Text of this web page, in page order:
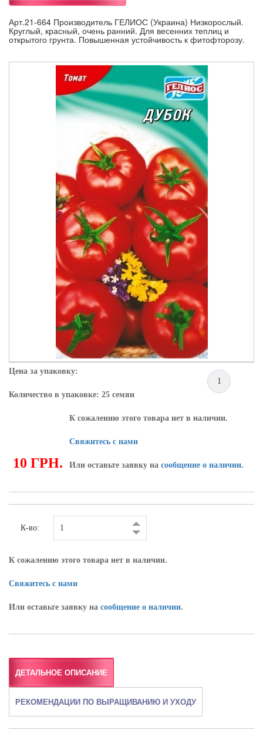
Арт.21-664 Производитель ГЕЛИОС (Украина) Низкорослый.
Круглый, красный, очень ранний. Для весенних теплиц и
открытого грунта. Повышенная устойчивость к фитофторозу.
Цена за упаковку:
Количество в упаковке: 25 семян
1
10 ГРН.
К сожалению этого товара нет в наличии.
Свяжитесь с нами
Или оставьте заявку на сообщение о наличии.
К-во:
К сожалению этого товара нет в наличии.
Свяжитесь с нами
Или оставьте заявку на сообщение о наличии.
ДЕТАЛЬНОЕ ОПИСАНИЕ
РЕКОМЕНДАЦИИ ПО ВЫРАЩИВАНИЮ И УХОДУ